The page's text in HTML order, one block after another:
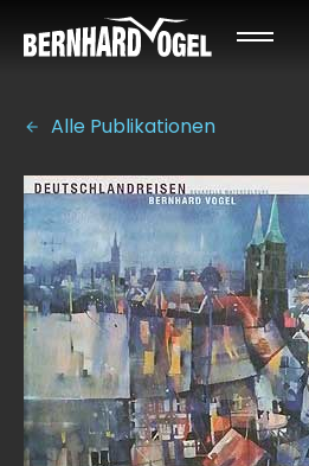
Alle Publikationen